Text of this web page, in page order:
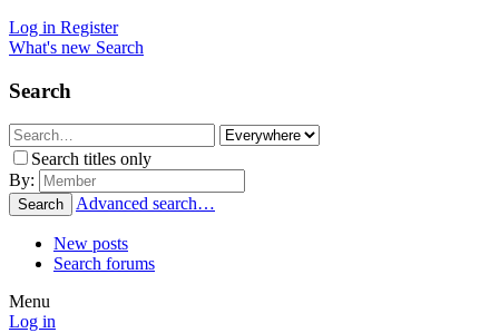
Log in Register
What's new Search
Search
Search titles only
By:
Search Advanced search…
New posts
Search forums
Menu
Log in